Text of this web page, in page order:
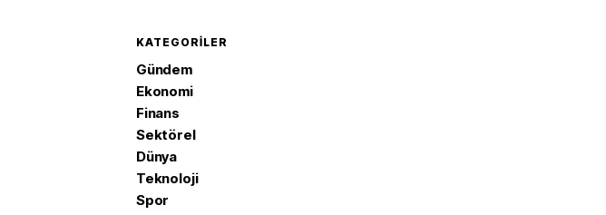
KATEGORILER
Gündem
Ekonomi
Finans
Sektörel
Dünya
Teknoloji
Spor